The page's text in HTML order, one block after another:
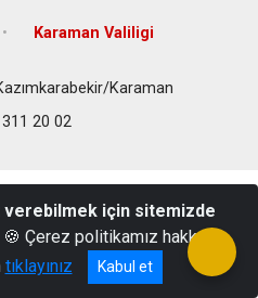
Karaman Valiligi
Karaman
20 02
için sitemizde
🍪 Çerez politikamız hakkında
tıklayınız Kabul et